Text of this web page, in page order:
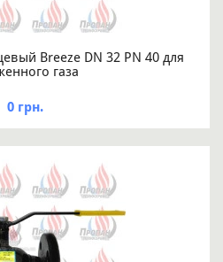
Breeze DN 32 PN 40 для
газа
0 грн.